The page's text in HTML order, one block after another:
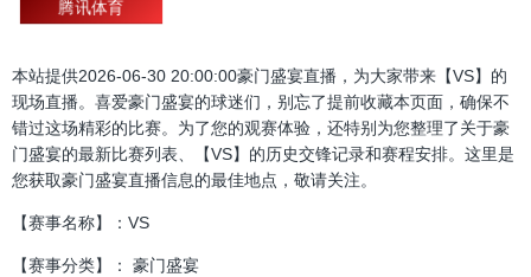
腾讯体育
本站提供2026-06-30 20:00:00豪门盛宴直播，为大家带来【VS】的
现场直播。喜爱豪门盛宴的球迷们，别忘了提前收藏本页面，确保不
错过这场精彩的比赛。为了您的观赛体验，还特别为您整理了关于豪
门盛宴的最新比赛列表、【VS】的历史交锋记录和赛程安排。这里是
您获取豪门盛宴直播信息的最佳地点，敬请关注。
【赛事名称】：VS
【赛事分类】： 豪门盛宴